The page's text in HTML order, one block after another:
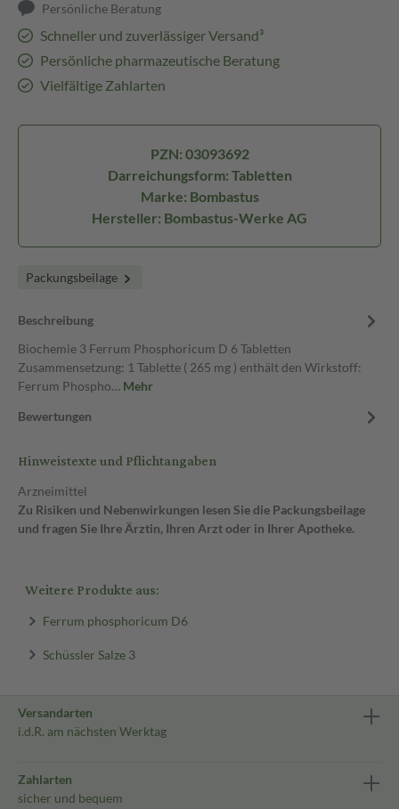
Persönliche Beratung
Schneller und zuverlässiger Versand³
Persönliche pharmazeutische Beratung
Vielfältige Zahlarten
PZN: 03093692
Darreichungsform: Tabletten
Marke: Bombastus
Hersteller: Bombastus-Werke AG
Packungsbeilage
Beschreibung
Biochemie 3 Ferrum Phosphoricum D 6 Tabletten
Zusammensetzung: 1 Tablette ( 265 mg ) enthält den Wirkstoff:
Ferrum Phospho… Mehr
Bewertungen
Hinweistexte und Pflichtangaben
Arzneimittel
Zu Risiken und Nebenwirkungen lesen Sie die Packungsbeilage
und fragen Sie Ihre Ärztin, Ihren Arzt oder in Ihrer Apotheke.
Weitere Produkte aus:
Ferrum phosphoricum D6
Schüssler Salze 3
Versandarten
i.d.R. am nächsten Werktag
Zahlarten
sicher und bequem